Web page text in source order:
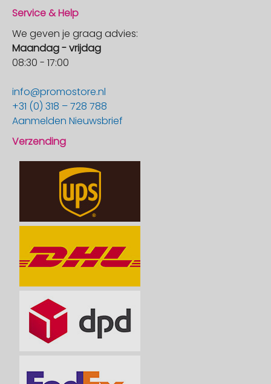
Service & Help
We geven je graag advies:
Maandag - vrijdag
08:30 - 17:00
info@promostore.nl
+31 (0) 318 – 728 788
Aanmelden Nieuwsbrief
Verzending